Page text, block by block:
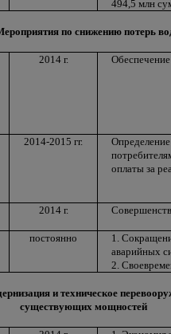
494,5 млн
по снижению потерь
2014 г.
2014-2015 гг.
оплаты за
2014 г.
постоянно
1.
аварийных
2.
и техническое
существующих мощностей